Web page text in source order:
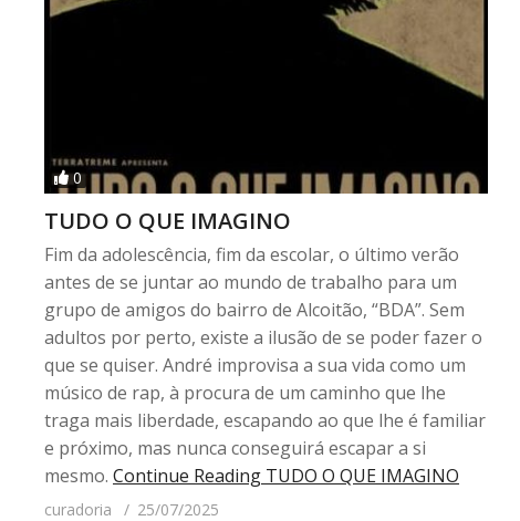
0
TUDO O QUE IMAGINO
Fim da adolescência, fim da escolar, o último verão
antes de se juntar ao mundo de trabalho para um
grupo de amigos do bairro de Alcoitão, “BDA”. Sem
adultos por perto, existe a ilusão de se poder fazer o
que se quiser. André improvisa a sua vida como um
músico de rap, à procura de um caminho que lhe
traga mais liberdade, escapando ao que lhe é familiar
e próximo, mas nunca conseguirá escapar a si
mesmo. Continue Reading TUDO O QUE IMAGINO
curadoria
25/07/2025